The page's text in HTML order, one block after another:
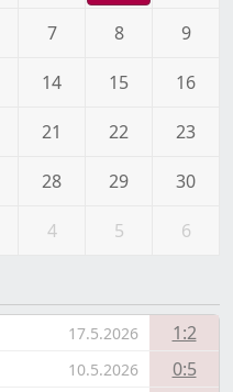
7 8 9
14 15 16
21 22 23
28 29 30
4 5 6
17.5.2026 1:2
10.5.2026 0:5